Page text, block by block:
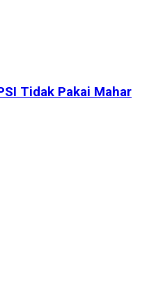
Tidak Pakai Mahar